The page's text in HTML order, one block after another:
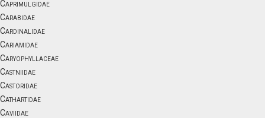
Caprimulgidae
Carabidae
Cardinalidae
Cariamidae
Caryophyllaceae
Castniidae
Castoridae
Cathartidae
Caviidae